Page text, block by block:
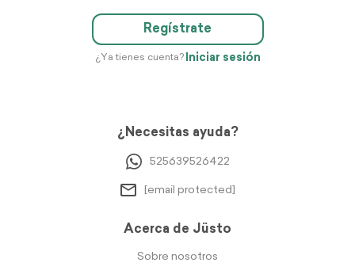
Regístrate
¿Ya tienes cuenta? Iniciar sesión
¿Necesitas ayuda?
525639526422
[email protected]
Acerca de Jüsto
Sobre nosotros